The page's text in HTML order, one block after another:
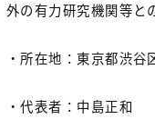
外の有力研究機関等と
・所在地：東京都渋
・代表者：中島正和